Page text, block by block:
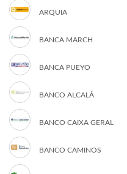
ARQUIA
BANCA MARCH
BANCA PUEYO
BANCO ALCALÁ
BANCO CAIXA GERAL
BANCO CAMINOS